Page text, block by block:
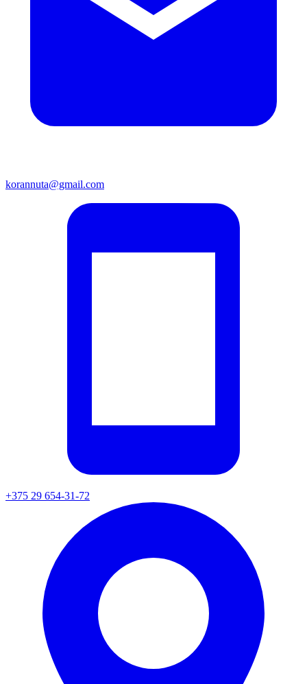
korannuta@gmail.com
+375 29 654-31-72